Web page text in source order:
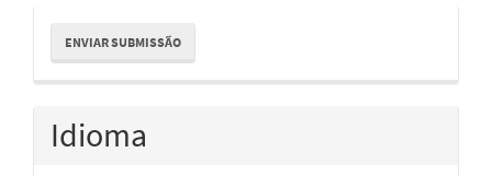
Enviar
Submissão
ENVIAR SUBMISSÃO
Idioma